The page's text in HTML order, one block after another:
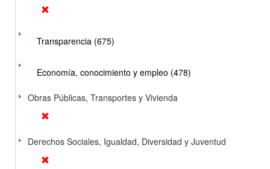
Transparencia (675)
Economía, conocimiento y empleo (478)
Obras Públicas, Transportes y Vivienda
Derechos Sociales, Igualdad, Diversidad y Juventud